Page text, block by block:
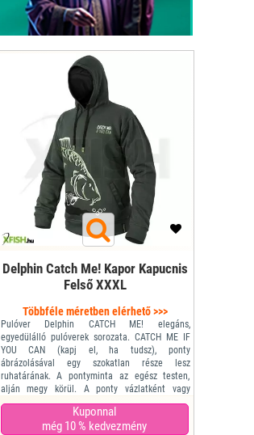
Delphin Catch Me! Kapor Kapucnis
Felső XXXL
Többféle méretben elérhető >>>
Pulóver Delphin CATCH ME! elegáns,
egyedülálló pulóverek sorozata. CATCH ME IF
YOU CAN (kapj el, ha tudsz), ponty
ábrázolásával egy szokatlan része lesz
ruhatárának. A pontyminta az egész testen,
alján megy körül. A ponty vázlatként vagy
festményként jelenik meg, miközben megőrzi az
összes fontos részletet. A pontyot olyan
helyzetben jelnitti meg, amikor egy marék
Kuponnal
még 10 % kedvezmény